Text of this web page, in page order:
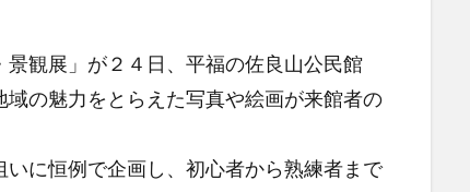
観展」が２４日、平福の佐良山公民館
域の魅力をとらえた写真や絵画が来館者の
に恒例で企画し、初心者から熟練者まで